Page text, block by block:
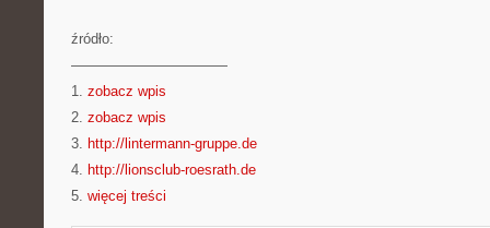
źródło:
———————————
1. zobacz wpis
2. zobacz wpis
3. http://lintermann-gruppe.de
4. http://lionsclub-roesrath.de
5. więcej treści